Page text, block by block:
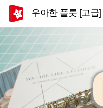
우아한 플룻 [고급]